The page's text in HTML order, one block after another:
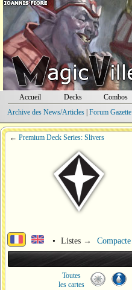
Accueil Decks Combos
Archive des News/Articles| Forum Gazette|
← Premium Deck Series: Slivers
• Listes → Compacte
Toutes
les cartes